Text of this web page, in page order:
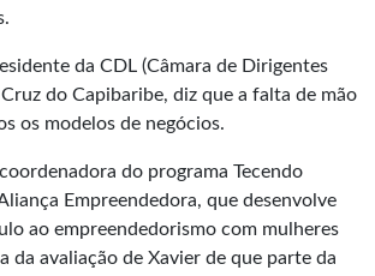
da CDL (Câmara de Dirigentes
Cruz do Capibaribe, diz que a falta de mão
os modelos de negócios.
do programa Tecendo
Empreendedora, que desenvolve
ao empreendedorismo com mulheres
da avaliação de Xavier de que parte da